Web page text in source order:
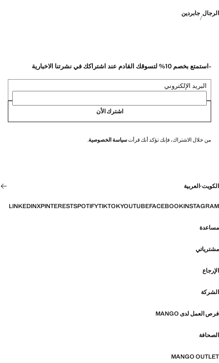
الرجال جابردين
-استمتع بخصم 10% لتسوقك القادم عند اشتراكك في نشرتنا الاخبارية
البريد الإلكتروني
اشترك الأن
من خلال الاشتراك، فإنك تؤكد أنك قرأتسياسة الخصوصية.
الكويت·العربية
INSTAGRAM
FACEBOOK
YOUTUBE
TIKTOK
SPOTIFY
PINTEREST
X
LINKEDIN
مساعدة
مشترياتي
الإرجاع
الشركة
فرص العمل لدى MANGO
الصحافة
MANGO OUTLET